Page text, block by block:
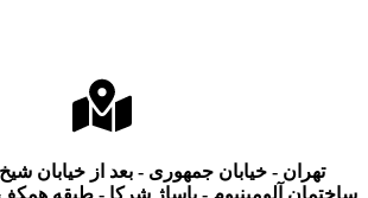
تهران - خیابان جمهوری - بعد از خیابان